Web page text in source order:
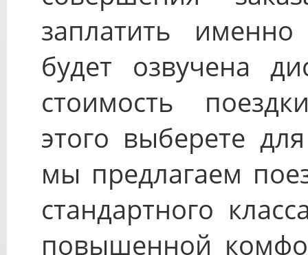
заплатить
будет озвучена
стоимость
этого выберете
мы предлагаем
стандартного
повышенной